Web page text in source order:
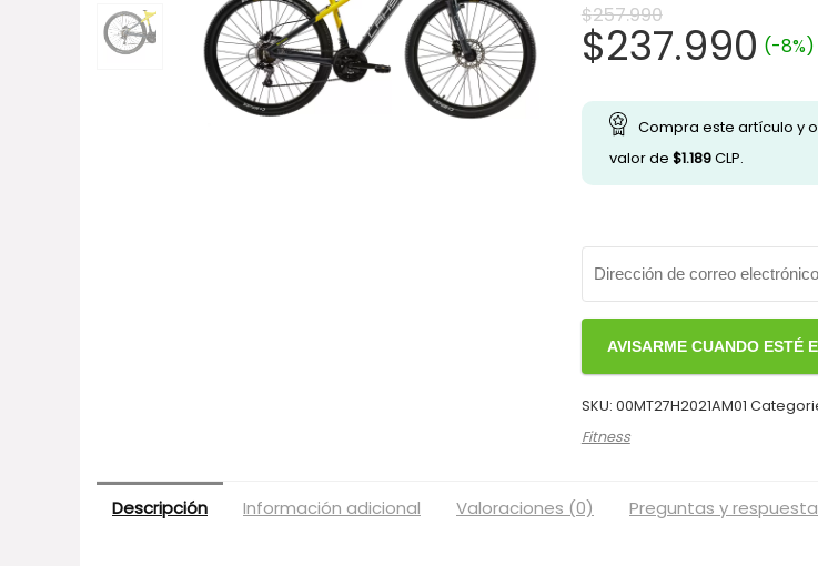
$257.990
El
precio
original
era:
$257.990.
$237.990El
es:
(-8%)
Compra este artículo y
valor de $1.189CLP.
SKU: 00MT27H2021AM01
Fitness
Descripción Información adicional Valoraciones (0) Preguntas y